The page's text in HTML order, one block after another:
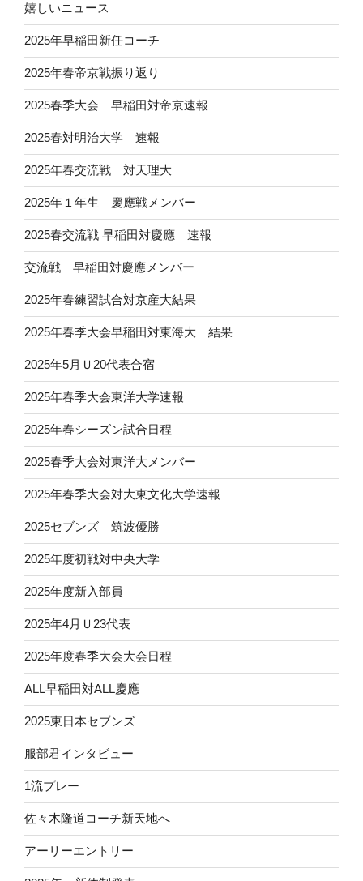
嬉しいニュース
2025年早稲田新任コーチ
2025年春帝京戦振り返り
2025春季大会 早稲田対帝京速報
2025春対明治大学 速報
2025年春交流戦 対天理大
2025年１年生 慶應戦メンバー
2025春交流戦 早稲田対慶應 速報
交流戦 早稲田対慶應メンバー
2025年春練習試合対京産大結果
2025年春季大会早稲田対東海大 結果
2025年5月Ｕ20代表合宿
2025年春季大会東洋大学速報
2025年春シーズン試合日程
2025春季大会対東洋大メンバー
2025年春季大会対大東文化大学速報
2025セブンズ 筑波優勝
2025年度初戦対中央大学
2025年度新入部員
2025年4月Ｕ23代表
2025年度春季大会大会日程
ALL早稲田対ALL慶應
2025東日本セブンズ
服部君インタビュー
1流プレー
佐々木隆道コーチ新天地へ
アーリーエントリー